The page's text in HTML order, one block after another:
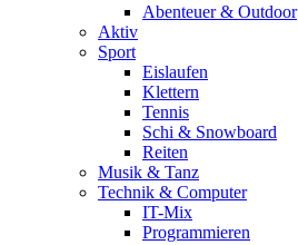
Abenteuer & Outdoor
Aktiv
Sport
Eislaufen
Klettern
Tennis
Schi & Snowboard
Reiten
Musik & Tanz
Technik & Computer
IT-Mix
Programmieren